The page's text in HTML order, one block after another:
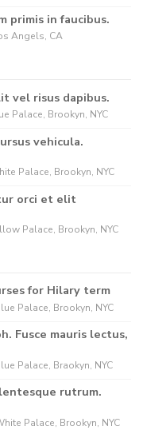
primis in faucibus.
Angels, CA
vel risus dapibus.
Palace, Brookyn, NYC
vehicula.
Palace, Brookyn, NYC
orci et elit
Palace, Brookyn, NYC
for Hilary term
Palace, Brookyn, NYC
Fusce mauris lectus,
Palace, Braokyn, NYC
rutrum.
Palace, Brookyn, NYC